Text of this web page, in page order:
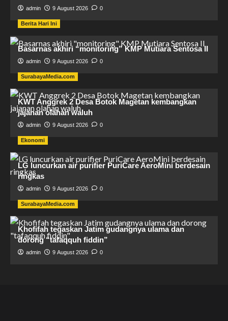
admin 9 August 2026 0
Berita Hari Ini
Basarnas akhiri “monitoring” KMP Mutiara Sentosa II
admin 9 August 2026 0
SurabayaMedia.com
KWT Anggrek 2 Desa Botok Magetan kembangkan
jajanan olahan waluh
admin 9 August 2026 0
Ekonomi
LG luncurkan air purifier PuriCare AeroMini berdesain
ringkas
admin 9 August 2026 0
SurabayaMedia.com
Khofifah tegaskan Jatim gudangnya ulama dan
dorong “tafaqquh fiddin”
admin 9 August 2026 0